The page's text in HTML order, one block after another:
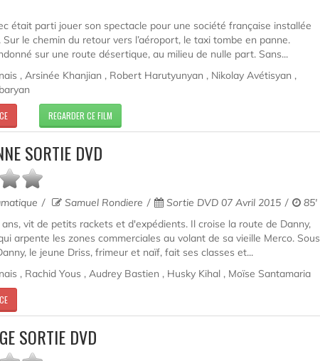
était parti jouer son spectacle pour une société française installée
le chemin du retour vers l’aéroport, le taxi tombe en panne.
sur une route désertique, au milieu de nulle part. Sans...
, Arsinée Khanjian , Robert Harutyunyan , Nikolay Avétisyan ,
REGARDER CE FILM
SORTIE DVD
Samuel Rondiere Sortie DVD 07 Avril 2015
85'
vit de petits rackets et d'expédients. Il croise la route de Danny,
arpente les zones commerciales au volant de sa vieille Merco. Sous
le jeune Driss, frimeur et naïf, fait ses classes et...
, Rachid Yous , Audrey Bastien , Husky Kihal , Moïse Santamaria
SORTIE DVD